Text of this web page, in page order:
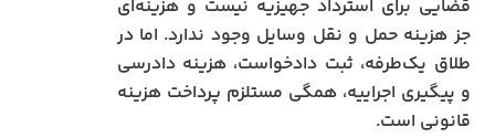
قضایی برای استرداد جهیزیه نیست و هزینه‌ای
جز هزینه حمل و نقل وسایل وجود ندارد. اما در
طلاق یک‌طرفه، ثبت دادخواست، هزینه دادرسی
و پیگیری اجراییه، همگی مستلزم پرداخت هزینه
قانونی است.